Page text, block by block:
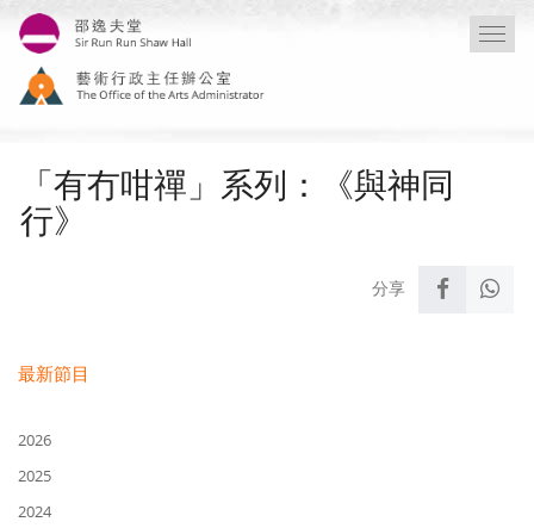
「有冇咁禪」系列：《與神同
行》
最新節目
2026
2025
2024